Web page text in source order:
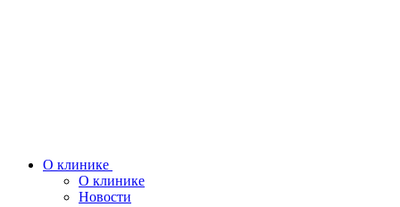
О клинике
О клинике
Новости